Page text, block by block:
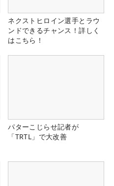
ネクストヒロイン選手とラウ
ンドできるチャンス！詳しく
はこちら！
パターこじらせ記者が
「TRTL」で大改善